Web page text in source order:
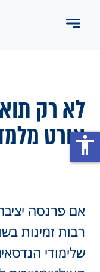
לא רק
אורט
אם פרנסה
רבות זמינות
שלימודי
accessibility